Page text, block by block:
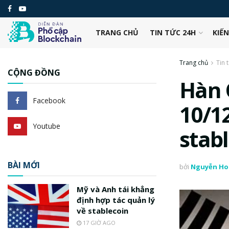
TRANG CHỦ TIN TỨC 24H
Trang chủ Tin
Hàn
10/
bởi Nguyễn
CỘNG ĐỒNG
Facebook
Youtube
BÀI MỚI
Mỹ và Anh tái khẳng
định hợp tác quản lý
về stablecoin
17 GIỜ AGO